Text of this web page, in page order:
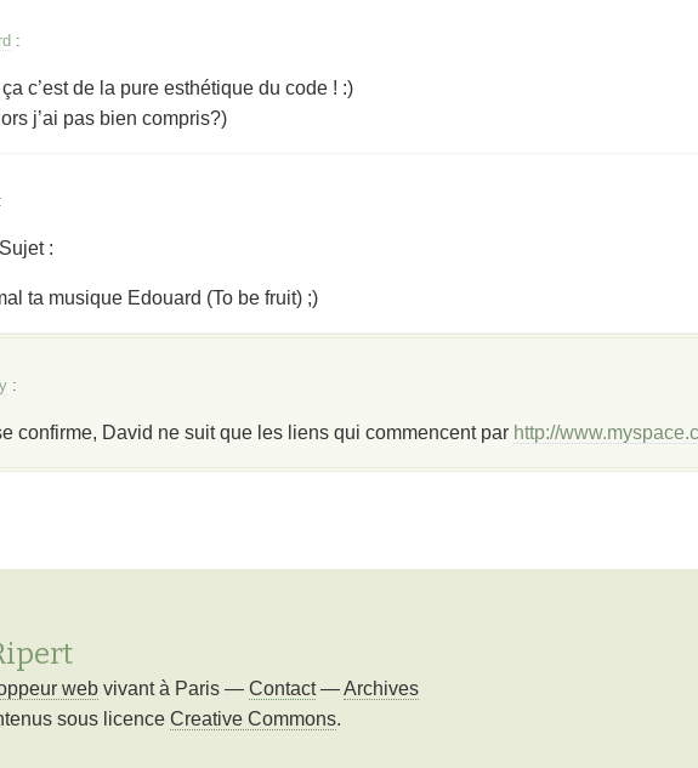
:
c’est de la pure esthétique du code ! :)
j’ai pas bien compris?)
:
:
ta musique Edouard (To be fruit) ;)
:
confirme, David ne suit que les liens qui commencent par http://
web vivant à Paris — Contact—Archives
sous licence Creative Commons.